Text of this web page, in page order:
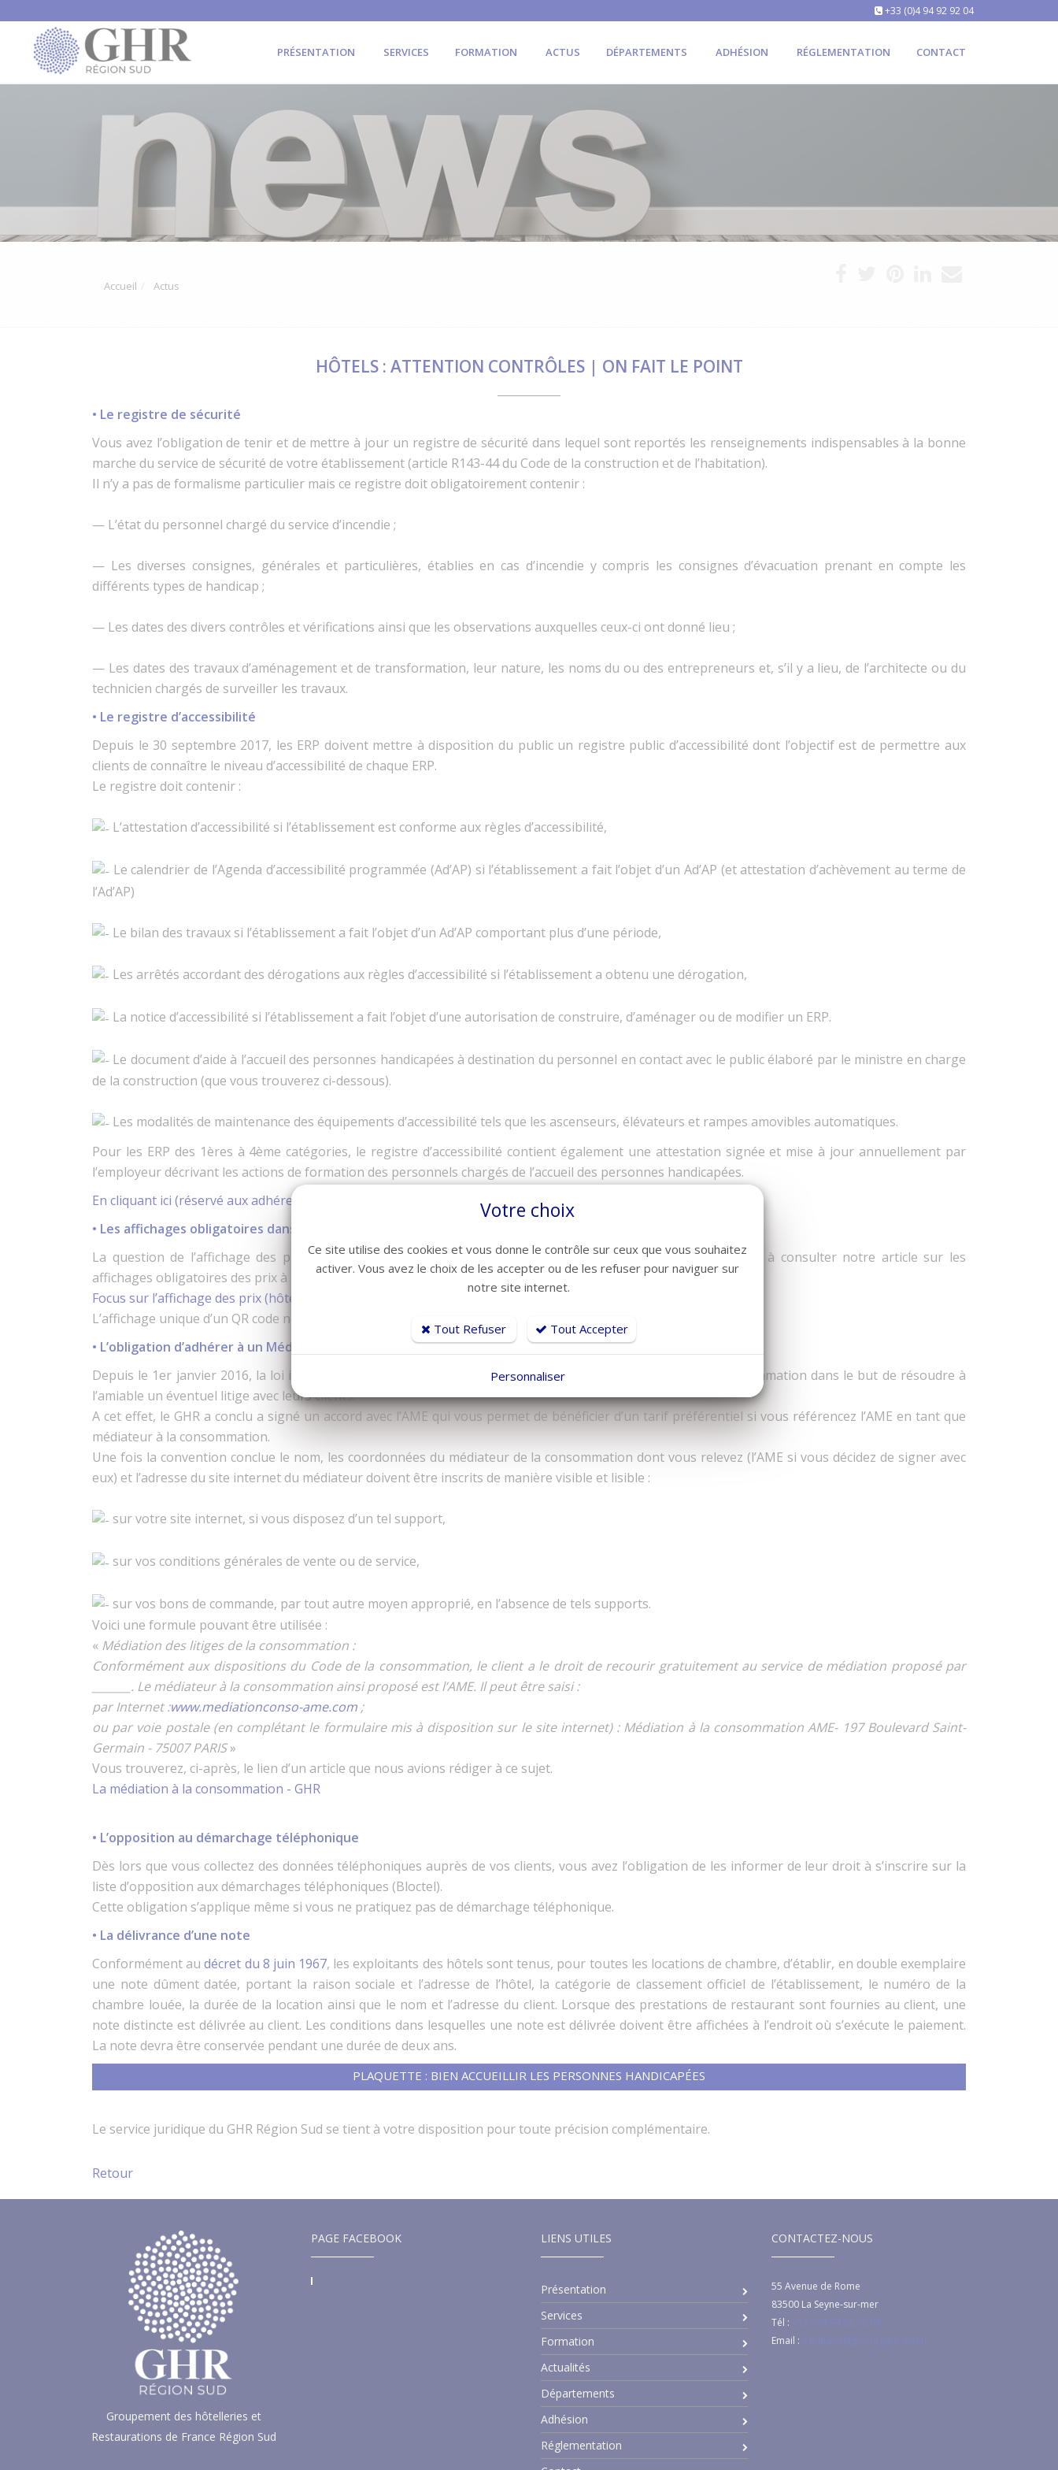
+33 (0)4 94 92 92 04
PRÉSENTATION SERVICES FORMATION ACTUS DÉPARTEMENTS ADHÉSION RÉGLEMENTATION CONTACT
Accueil Actus
HÔTELS : ATTENTION CONTRÔLES | ON FAIT LE POINT
• Le registre de sécurité
Vous avez l’obligation de tenir et de mettre à jour un registre de sécurité dans lequel sont reportés les renseignements indispensables à la bonne
marche du service de sécurité de votre établissement (article R143-44 du Code de la construction et de l’habitation).
Il n’y a pas de formalisme particulier mais ce registre doit obligatoirement contenir :
— L’état du personnel chargé du service d’incendie ;
— Les diverses consignes, générales et particulières, établies en cas d’incendie y compris les consignes d’évacuation prenant en compte les
différents types de handicap ;
— Les dates des divers contrôles et vérifications ainsi que les observations auxquelles ceux-ci ont donné lieu ;
— Les dates des travaux d’aménagement et de transformation, leur nature, les noms du ou des entrepreneurs et, s’il y a lieu, de l’architecte ou du
technicien chargés de surveiller les travaux.
• Le registre d’accessibilité
Depuis le 30 septembre 2017, les ERP doivent mettre à disposition du public un registre public d’accessibilité dont l’objectif est de permettre aux
clients de connaître le niveau d’accessibilité de chaque ERP.
Le registre doit contenir :
L’attestation d’accessibilité si l’établissement est conforme aux règles d’accessibilité,
Le calendrier de l’Agenda d’accessibilité programmée (Ad’AP) si l’établissement a fait l’objet d’un Ad’AP (et attestation d’achèvement au terme de
l’Ad’AP)
Le bilan des travaux si l’établissement a fait l’objet d’un Ad’AP comportant plus d’une période,
Les arrêtés accordant des dérogations aux règles d’accessibilité si l’établissement a obtenu une dérogation,
La notice d’accessibilité si l’établissement a fait l’objet d’une autorisation de construire, d’aménager ou de modifier un ERP.
Le document d’aide à l’accueil des personnes handicapées à destination du personnel en contact avec le public élaboré par le ministre en charge
de la construction (que vous trouverez ci-dessous).
Les modalités de maintenance des équipements d’accessibilité tels que les ascenseurs, élévateurs et rampes amovibles automatiques.
Pour les ERP des 1ères à 4ème catégories, le registre d’accessibilité contient également une attestation signée et mise à jour annuellement par
l’employeur décrivant les actions de formation des personnels chargés de l’accueil des personnes handicapées.
En cliquant ici (réservé aux adhérents) retrouvez le Guide d’aide à la constitution du Registre public d’accessibilité.
• Les affichages obligatoires dans les hôtels
La question de l’affichage des prix est une question importante en matière d’hôtellerie. Nous vous invitons à consulter notre article sur les
affichages obligatoires des prix à l’extérieur, à la réception et dans chaque chambre.
Focus sur l’affichage des prix (hôtels)
L’affichage unique d’un QR code ne suffit pas à satisfaire à votre obligation d’information.
• L’obligation d’adhérer à un Médiateur
Depuis le 1er janvier 2016, la loi impose aux professionnels d’adhérer à un dispositif de médiation de la consommation dans le but de résoudre à
l’amiable un éventuel litige avec leurs clients.
A cet effet, le GHR a conclu a signé un accord avec l’AME qui vous permet de bénéficier d’un tarif préférentiel si vous référencez l’AME en tant que
médiateur à la consommation.
Une fois la convention conclue le nom, les coordonnées du médiateur de la consommation dont vous relevez (l’AME si vous décidez de signer avec
eux) et l’adresse du site internet du médiateur doivent être inscrits de manière visible et lisible :
sur votre site internet, si vous disposez d’un tel support,
sur vos conditions générales de vente ou de service,
sur vos bons de commande, par tout autre moyen approprié, en l’absence de tels supports.
Voici une formule pouvant être utilisée :
« Médiation des litiges de la consommation :
Conformément aux dispositions du Code de la consommation, le client a le droit de recourir gratuitement au service de médiation proposé par
_______. Le médiateur à la consommation ainsi proposé est l’AME. Il peut être saisi :
par Internet :www.mediationconso-ame.com ;
ou par voie postale (en complétant le formulaire mis à disposition sur le site internet) : Médiation à la consommation AME- 197 Boulevard Saint-
Germain - 75007 PARIS»
Vous trouverez, ci-après, le lien d’un article que nous avions rédiger à ce sujet.
La médiation à la consommation - GHR
• L’opposition au démarchage téléphonique
Dès lors que vous collectez des données téléphoniques auprès de vos clients, vous avez l’obligation de les informer de leur droit à s’inscrire sur la
liste d’opposition aux démarchages téléphoniques (Bloctel).
Cette obligation s’applique même si vous ne pratiquez pas de démarchage téléphonique.
• La délivrance d’une note
Conformément audécret du 8 juin 1967, les exploitants des hôtels sont tenus, pour toutes les locations de chambre, d’établir, en double exemplaire
une note dûment datée, portant la raison sociale et l’adresse de l’hôtel, la catégorie de classement officiel de l’établissement, le numéro de la
chambre louée, la durée de la location ainsi que le nom et l’adresse du client. Lorsque des prestations de restaurant sont fournies au client, une
note distincte est délivrée au client. Les conditions dans lesquelles une note est délivrée doivent être affichées à l’endroit où s’exécute le paiement.
La note devra être conservée pendant une durée de deux ans.
PLAQUETTE : BIEN ACCUEILLIR LES PERSONNES HANDICAPÉES
Le service juridique du GHR Région Sud se tient à votre disposition pour toute précision complémentaire.
Retour
Groupement des hôtelleries et
Restaurations de France Région Sud
PAGE FACEBOOK LIENS UTILES
Présentation
Services
Formation
Actualités
Départements
Adhésion
Réglementation
CONTACTEZ-NOUS
55 Avenue de Rome
83500 La Seyne-sur-mer
Tél : +33 (0)4 94 92 92 04
Email : c.thibault@ghr-region-sud.fr
Votre choix
Ce site utilise des cookies et vous donne le contrôle sur ceux que vous souhaitez
activer. Vous avez le choix de les accepter ou de les refuser pour naviguer sur
notre site internet.
Tout Refuser Tout Accepter
Personnaliser